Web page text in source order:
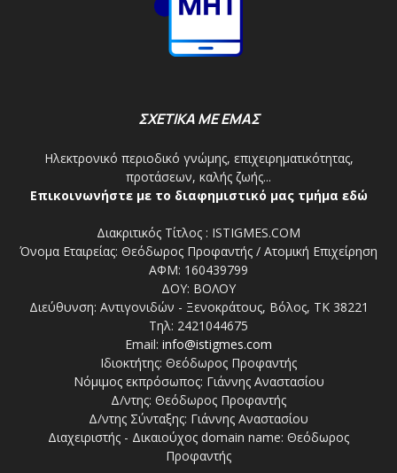
ΣΧΕΤΙΚΑ ΜΕ ΕΜΑΣ
Ηλεκτρονικό περιοδικό γνώμης, επιχειρηματικότητας,
προτάσεων, καλής ζωής...
Επικοινωνήστε με το διαφημιστικό μας τμήμα εδώ
Διακριτικός Τίτλος : ISTIGMES.COM
Όνομα Εταιρείας: Θεόδωρος Προφαντής / Ατομική Επιχείρηση
ΑΦΜ: 160439799
ΔΟΥ: ΒΟΛΟΥ
Διεύθυνση: Αντιγονιδών - Ξενοκράτους, Βόλος, ΤΚ 38221
Τηλ: 2421044675
Email: info@istigmes.com
Ιδιοκτήτης: Θεόδωρος Προφαντής
Νόμιμος εκπρόσωπος: Γιάννης Αναστασίου
Δ/ντης: Θεόδωρος Προφαντής
Δ/ντης Σύνταξης: Γιάννης Αναστασίου
Διαχειριστής - Δικαιούχος domain name: Θεόδωρος
Προφαντής